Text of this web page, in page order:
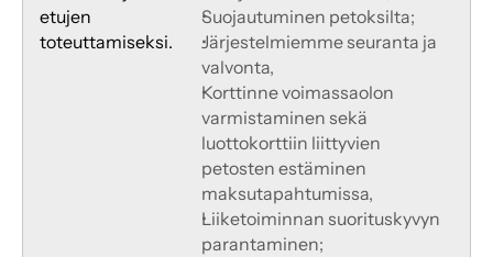
etujen
toteuttamiseksi.
Suojautuminen petoksilta;
Järjestelmiemme seuranta ja
valvonta,
Korttinne voimassaolon
varmistaminen sekä
luottokorttiin liittyvien
petosten estäminen
maksutapahtumissa,
Liiketoiminnan suorituskyvyn
parantaminen;